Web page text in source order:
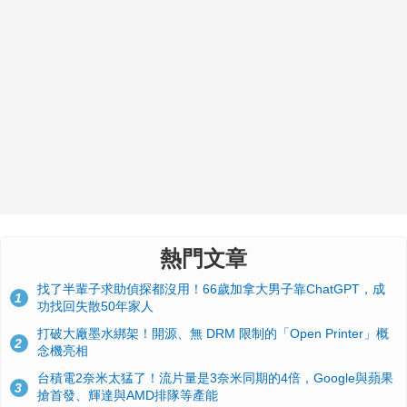
熱門文章
1
找了半輩子求助偵探都沒用！66歲加拿大男子靠ChatGPT，成
功找回失散50年家人
2
打破大廠墨水綁架！開源、無 DRM 限制的「Open Printer」概
念機亮相
3
台積電2奈米太猛了！流片量是3奈米同期的4倍，Google與蘋果
搶首發、輝達與AMD排隊等產能